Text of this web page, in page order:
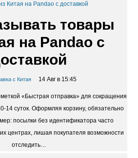
товары
на Pandao с
с Китая 14 Авг в 15:45
«Быстрая отправка» для сокращения
14 суток. Оформляя корзину, обязательно
посылки без идентификатора часто
центрах, лишая покупателя возможности
отследить…